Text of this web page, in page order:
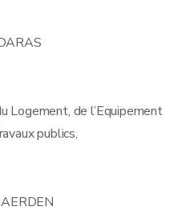
Logement, de l’Equipement
publics,